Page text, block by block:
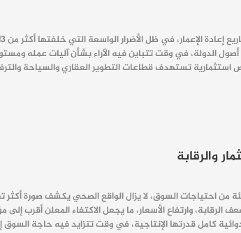
الدولة، في وقت تتباين فيه الآراء بشأن آليات عمله
تستهدف قطاعات التطوير العقاري والسياحة
والرقابة
الحكومة السورية الانتقالية أن الصناعة الدوائية السورية تؤمن أكثر من 80 بالمئة من احتياجات السوق، لا
الرقابة، وارتفاع الأسعار، ما يجعل الاكتفاء المعلن أقرب
كامل قدرتها الإنتاجية، في وقت تتزايد فيه حاجة